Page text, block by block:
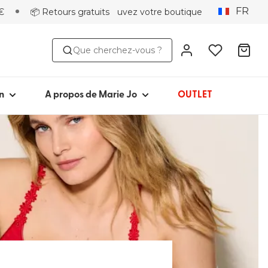
📦 Retours gratuitsTrouvez votre boutique FR
Que cherchez-vous ?
1 pièce
plage
de bain
A propos de Marie Jo
Iconique depuis 1981
Marie Jo Community
Avero
Picked by Jenna
OUTLET